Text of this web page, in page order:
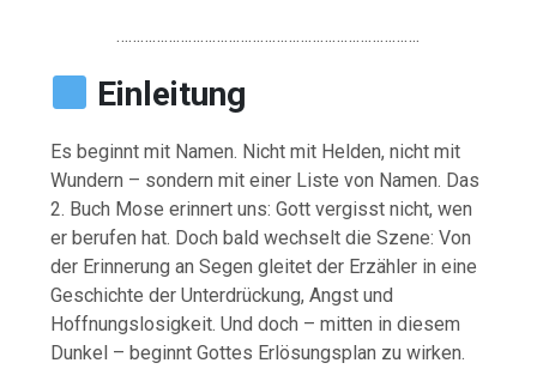
………………………………………………………………….
Einleitung
Es beginnt mit Namen. Nicht mit Helden, nicht mit
Wundern – sondern mit einer Liste von Namen. Das
2. Buch Mose erinnert uns: Gott vergisst nicht, wen
er berufen hat. Doch bald wechselt die Szene: Von
der Erinnerung an Segen gleitet der Erzähler in eine
Geschichte der Unterdrückung, Angst und
Hoffnungslosigkeit. Und doch – mitten in diesem
Dunkel – beginnt Gottes Erlösungsplan zu wirken.